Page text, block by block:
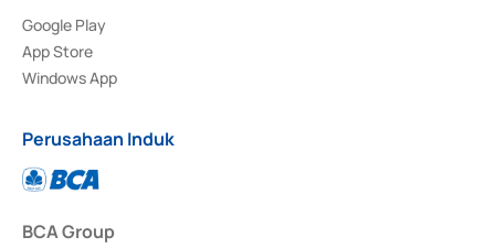
Google Play
App Store
Windows App
Perusahaan Induk
BCA Group